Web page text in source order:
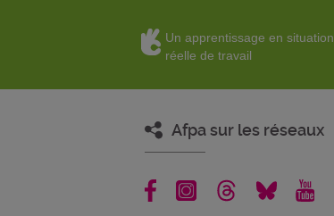
Un apprentissage en situation
réelle de travail
Afpa sur les réseaux